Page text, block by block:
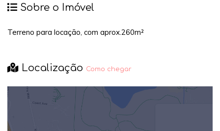
Sobre o Imóvel
Terreno para locação, com aprox.260m²
Localização Como chegar